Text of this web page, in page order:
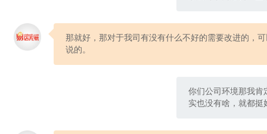
那就好，那对于我司有没有什么不好的需要改进的，
说的。
你们公司环境那我肯
实也没有啥，就都挺